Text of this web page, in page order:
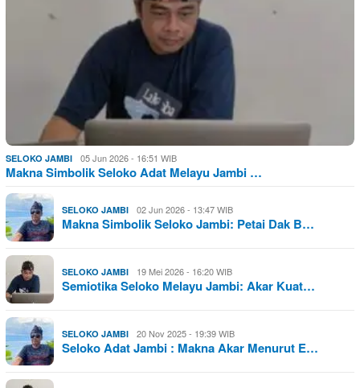
SELOKO JAMBI 05 Jun 2026 - 16:51 WIB
Makna Simbolik Seloko Adat Melayu Jambi …
SELOKO JAMBI 02 Jun 2026 - 13:47 WIB
Makna Simbolik Seloko Jambi: Petai Dak B…
SELOKO JAMBI 19 Mei 2026 - 16:20 WIB
Semiotika Seloko Melayu Jambi: Akar Kuat…
SELOKO JAMBI 20 Nov 2025 - 19:39 WIB
Seloko Adat Jambi : Makna Akar Menurut E…